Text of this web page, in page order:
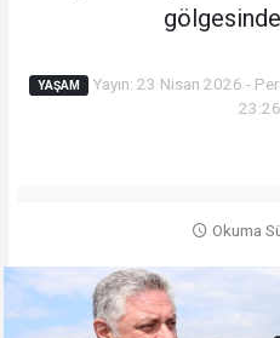
gölgesinde
YAŞAM
Yayın: 23 Nisan 2026 -
Okuma